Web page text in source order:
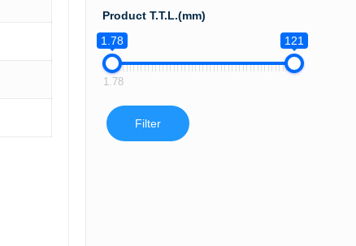
Product T.T.L.(mm)
1.78
121
1.78
Filter